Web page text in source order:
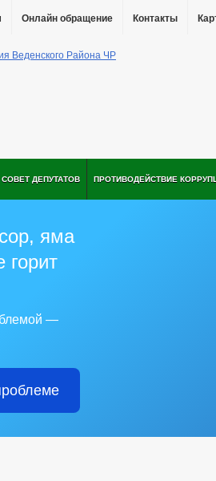
Онлайн обращение Контакты
СОВЕТ ДЕПУТАТОВ ПРОТИВОДЕЙСТВИЕ
яма
горит
—